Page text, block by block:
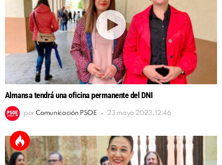
Almansa tendrá una oficina permanente del DNI
por Comunicación PSOE 23 mayo 2023, 12:46